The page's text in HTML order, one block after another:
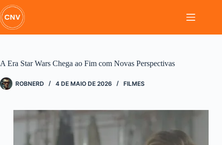
Pular
para
o
conteúdo
A Era Star Wars Chega ao Fim com Novas Perspectivas
ROBNERD 4 DE MAIO DE 2026 FILMES